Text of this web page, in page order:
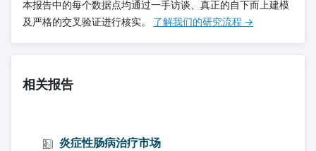
本报告中的每个数据点均通过一手访谈、真正的自下而上建模
及严格的交叉验证进行核实。 了解我们的研究流程 →
相关报告
炎症性肠病治疗市场